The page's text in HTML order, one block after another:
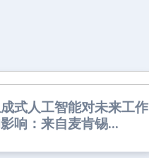
式人工智能对未来工作
响：来自麦肯锡...